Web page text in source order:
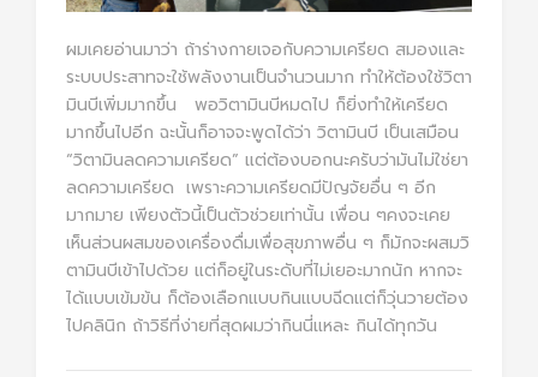
ผมเคยอ่านมาว่า ถ้าร่างกายเจอกับความเครียด สมองและ
ระบบประสาทจะใช้พลังงานเป็นจำนวนมาก ทำให้ต้องใช้วิตา
มินบีเพิ่มมากขึ้น พอวิตามินบีหมดไป ก็ยิ่งทำให้เครียด
มากขึ้นไปอีก ฉะนั้นก็อาจจะพูดได้ว่า วิตามินบี เป็นเสมือน
“วิตามินลดความเครียด” แต่ต้องบอกนะครับว่ามันไม่ใช่ยา
ลดความเครียด เพราะความเครียดมีปัญจัยอื่น ๆ อีก
มากมาย เพียงตัวนี้เป็นตัวช่วยเท่านั้น เพื่อน ๆคงจะเคย
เห็นส่วนผสมของเครื่องดื่มเพื่อสุขภาพอื่น ๆ ก็มักจะผสมวิ
ตามินบีเข้าไปด้วย แต่ก็อยู่ในระดับที่ไม่เยอะมากนัก หากจะ
ได้แบบเข้มข้น ก็ต้องเลือกแบบกินแบบฉีดแต่ก็วุ่นวายต้อง
ไปคลินิก ถ้าวิธีที่ง่ายที่สุดผมว่ากินนี่แหละ กินได้ทุกวัน